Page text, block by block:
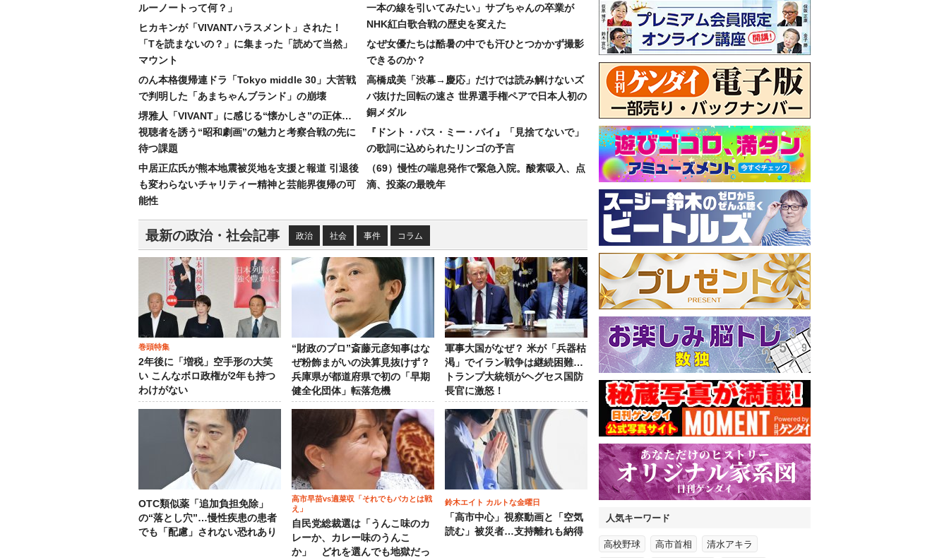
ルーノートって何？」
ヒカキンが「VIVANTハラスメント」された！
「Tを読まないの？」に集まった「読めて当然」
マウント
のん本格復帰連ドラ「Tokyo middle 30」大苦戦
で判明した「あまちゃんブランド」の崩壊
堺雅人「VIVANT」に感じる“懐かしさ”の正体…
視聴者を誘う“昭和劇画”の魅力と考察合戦の先に
待つ課題
中居正広氏が熊本地震被災地を支援と報道 引退後
も変わらないチャリティー精神と芸能界復帰の可
能性
一本の線を引いてみたい」サブちゃんの卒業が
NHK紅白歌合戦の歴史を変えた
なぜ女優たちは酷暑の中でも汗ひとつかかず撮影
できるのか？
高橋成美「渋幕→慶応」だけでは読み解けないズ
バ抜けた回転の速さ 世界選手権ペアで日本人初の
銅メダル
『ドント・パス・ミー・バイ』「見捨てないで」
の歌詞に込められたリンゴの予言
（69）慢性の喘息発作で緊急入院。酸素吸入、点
滴、投薬の最晩年
最新の政治・社会記事 政治 社会 事件 コラム
巻頭特集
2年後に「増税」空手形の大笑
い こんなボロ政権が2年も持つ
わけがない
“財政のプロ”斎藤元彦知事はな
ぜ粉飾まがいの決算見抜けず？
兵庫県が都道府県で初の「早期
健全化団体」転落危機
軍事大国がなぜ？ 米が「兵器枯
渇」でイラン戦争は継続困難…
トランプ大統領がヘグセス国防
長官に激怒！
OTC類似薬「追加負担免除」
の“落とし穴”…慢性疾患の患者
でも「配慮」されない恐れあり
高市早苗vs適菜収「それでもバカとは戦
え」
自民党総裁選は「うんこ味のカ
レーか、カレー味のうんこ
か」 どれを選んでも地獄だっ
鈴木エイト カルトな金曜日
「高市中心」視察動画と「空気
読む」被災者…支持離れも納得
人気キーワード
高校野球 高市首相 清水アキラ